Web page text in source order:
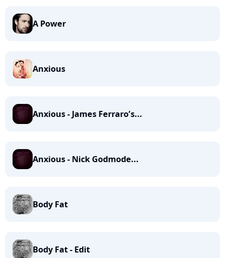
A Power
Anxious
Anxious - James Ferraro’s...
Anxious - Nick Godmode...
Body Fat
Body Fat - Edit